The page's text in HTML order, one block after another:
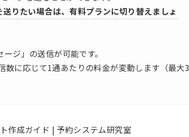
りたい場合は、有料プランに切り替えましょ
ジ」の送信が可能です。
に応じて1通あたりの料金が変動します（最大
作成ガイド | 予約システム研究室